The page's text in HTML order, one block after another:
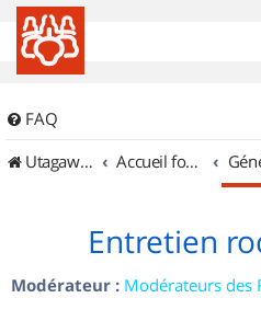
FAQ
UtagawaVTT (Randos VTT et VTTAE avec traces GPS)
Accueil forum
Entretien
Modérateur : Modérateurs des